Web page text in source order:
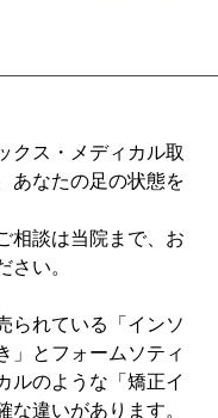
クス・メディカル取
あなたの足の状態を
相談は当院まで、お
さい。
られている「インソ
」とフォームソティ
ルのような「矯正イ
な違いがあります。